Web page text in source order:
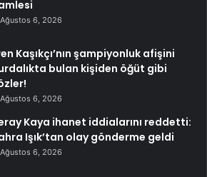
Ağustos 6, 2026
Kaşıkçı’nın şampiyonluk afişini
bulan kişiden öğüt gibi
Ağustos 6, 2026
Kaya ihanet iddialarını reddetti:
Işık’tan olay gönderme geldi
Ağustos 6, 2026